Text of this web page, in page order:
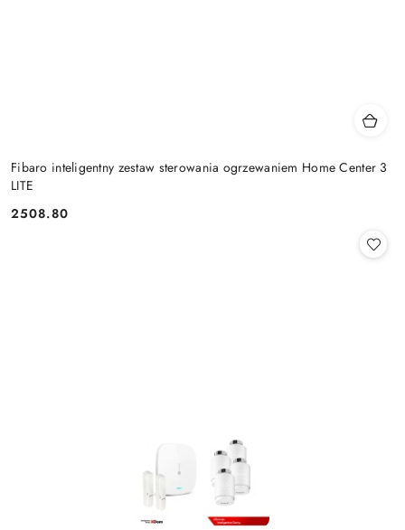
Fibaro inteligentny zestaw sterowania ogrzewaniem Home Center 3
LITE
Cena:
2508.80